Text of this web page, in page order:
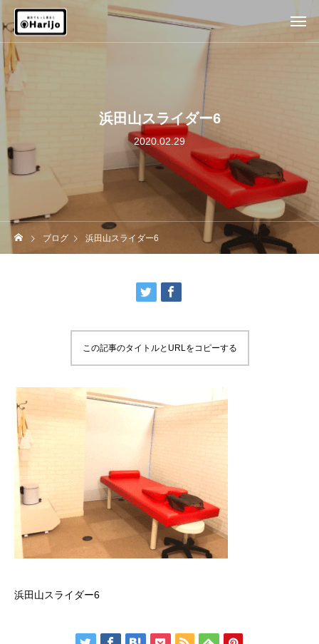
浜田山スライダー6
2020.02.29
ブログ 浜田山スライダー6
この記事のタイトルとURLをコピーする
浜田山スライダー6